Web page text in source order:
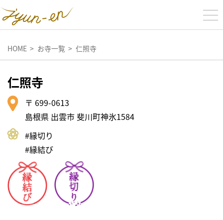
HOME お寺一覧 仁照寺
仁照寺
〒 699-0613
島根県 出雲市 斐川町神氷1584
#縁切り
#縁結び